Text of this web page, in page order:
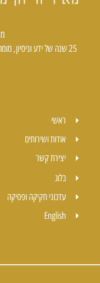
25 שנה של ידע וניסיון, מומחה לענייני מיסים, ליווי עסקאות ומתן פתרונות יצירתיים
ראשי
אודות ושירותים
יצירת קשר
בלוג
עדכוני חקיקה ופסיקה
English